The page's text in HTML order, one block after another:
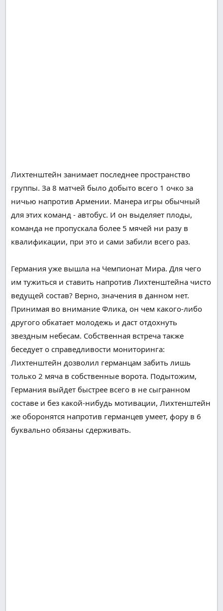
Лихтенштейн занимает последнее пространство
группы. За 8 матчей было добыто всего 1 очко за
ничью напротив Армении. Манера игры обычный
для этих команд - автобус. И он выделяет плоды,
команда не пропускала более 5 мячей ни разу в
квалификации, при это и сами забили всего раз.
Германия уже вышла на Чемпионат Мира. Для чего
им тужиться и ставить напротив Лихтенштейна чисто
ведущей состав? Верно, значения в данном нет.
Принимая во внимание Флика, он чем какого-либо
другого обкатает молодежь и даст отдохнуть
звездным небесам. Собственная встреча также
беседует о справедливости мониторинга:
Лихтенштейн дозволил германцам забить лишь
только 2 мяча в собственные ворота. Подытожим,
Германия выйдет быстрее всего в не сыгранном
составе и без какой-нибудь мотивации, Лихтенштейн
же оборонятся напротив германцев умеет, фору в 6
буквально обязаны сдерживать.